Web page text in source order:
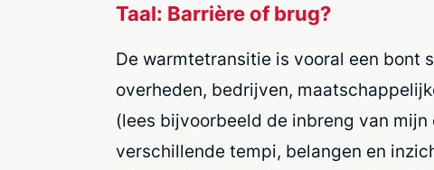
Taal: Barrière of brug?
De warmtetransitie is vooral een bont
overheden, bedrijven,
(lees bijvoorbeeld de inbreng van mijn
verschillende tempi, belangen en